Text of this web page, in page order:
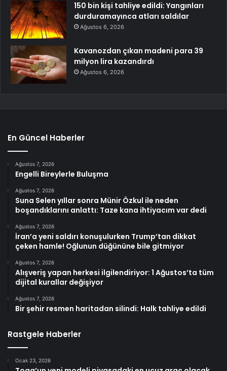
150 bin kişi tahliye edildi: Yangınları
durduramayınca atları saldılar
Ağustos 6, 2026
Kavanozdan çıkan madeni para 39
milyon lira kazandırdı
Ağustos 6, 2026
En Güncel Haberler
Ağustos 7, 2026
Engelli Bireylerle Buluşma
Ağustos 7, 2026
Suna Selen yıllar sonra Münir Özkul ile neden
boşandıklarını anlattı: Taze kana ihtiyacım var dedi
Ağustos 7, 2026
İran’a yeni saldırı konuşulurken Trump’tan dikkat
çeken hamle! Oğlunun düğününe bile gitmiyor
Ağustos 7, 2026
Alışveriş yapan herkesi ilgilendiriyor: 1 Ağustos’ta tüm
dijital kurallar değişiyor
Ağustos 7, 2026
Bir şehir resmen haritadan silindi: Halk tahliye edildi
Rastgele Haberler
Ocak 23, 2026